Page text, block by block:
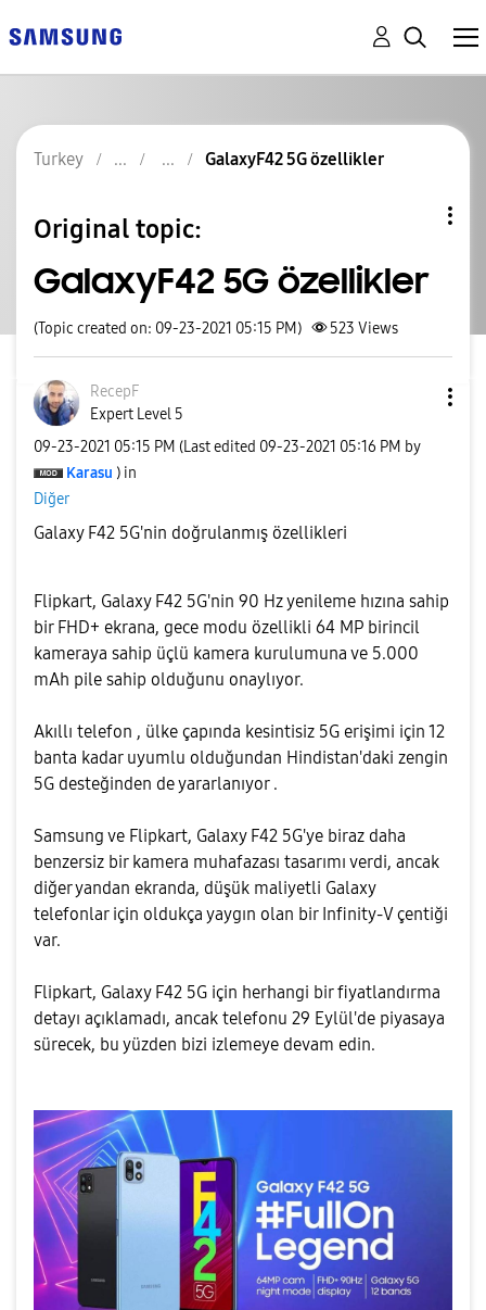
Turkey GalaxyF42 5G özellikler
Original topic:
GalaxyF42 5G özellikler
(Topic created on: 09-23-2021 05:15 PM) 523 Views
RecepF
Expert Level 5
‎09-23-2021 05:15 PM (Last edited ‎09-23-2021 05:16 PM by
Karasu ) in
Diğer
Galaxy F42 5G'nin doğrulanmış özellikleri
Flipkart, Galaxy F42 5G'nin 90 Hz yenileme hızına sahip
bir FHD+ ekrana, gece modu özellikli 64 MP birincil
kameraya sahip üçlü kamera kurulumuna ve 5.000
mAh pile sahip olduğunu onaylıyor.
Akıllı telefon , ülke çapında kesintisiz 5G erişimi için 12
banta kadar uyumlu olduğundan Hindistan'daki zengin
5G desteğinden de yararlanıyor .
Samsung ve Flipkart, Galaxy F42 5G'ye biraz daha
benzersiz bir kamera muhafazası tasarımı verdi, ancak
diğer yandan ekranda, düşük maliyetli Galaxy
telefonlar için oldukça yaygın olan bir Infinity-V çentiği
var.
Flipkart, Galaxy F42 5G için herhangi bir fiyatlandırma
detayı açıklamadı, ancak telefonu 29 Eylül'de piyasaya
sürecek, bu yüzden bizi izlemeye devam edin.